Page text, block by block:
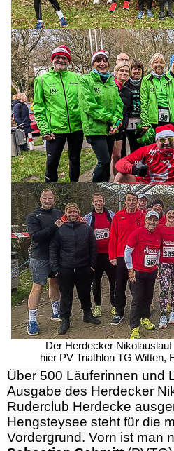
Der Herdecker
hier PV Triathlon TG Witten,
Über 500 Läuferinnen und
Ausgabe des Herdecker
Ruderclub Herdecke
Hengsteysee steht für die
Vordergrund. Vorn ist man